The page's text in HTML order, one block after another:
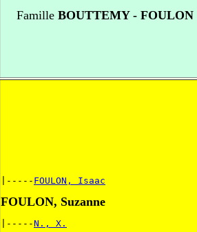
Famille BOUTTEMY - FOULON
|----- FOULON, Isaac
FOULON, Suzanne
|-----N., X.